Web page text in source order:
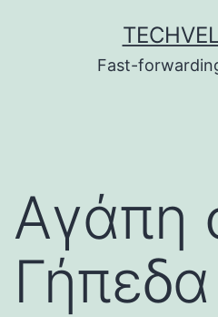
Fast-
Αγάπη
Γήπεδα